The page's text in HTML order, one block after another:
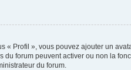
« Profil », vous pouvez ajouter un
du forum peuvent activer ou non la
du forum.